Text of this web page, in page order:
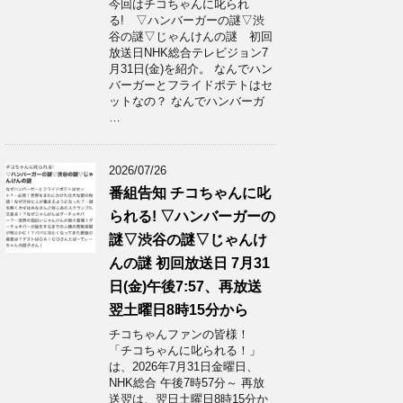
今回はチコちゃんに叱られ
る! ▽ハンバーガーの謎▽渋
谷の謎▽じゃんけんの謎 初回
放送日NHK総合テレビジョン7
月31日(金)を紹介。 なんでハン
バーガーとフライドポテトはセ
ットなの？ なんでハンバーガ
…
2026/07/26
番組告知 チコちゃんに叱
られる! ▽ハンバーガーの
謎▽渋谷の謎▽じゃんけ
んの謎 初回放送日 7月31
日(金)午後7:57、再放送
翌土曜日8時15分から
チコちゃんファンの皆様！
「チコちゃんに叱られる！」​
は、2026年7月31日金曜日、
NHK総合 午後7時57分～ 再放
送翌は、翌日土曜日8時15分か